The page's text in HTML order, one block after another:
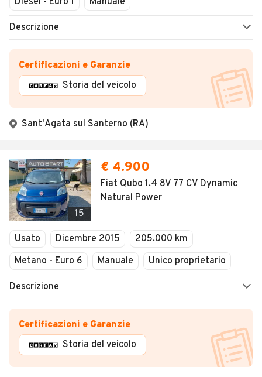
Descrizione
Certificazioni e Garanzie
Storia del veicolo
Sant'Agata sul Santerno (RA)
15
€ 4.900
Fiat Qubo 1.4 8V 77 CV Dynamic
Natural Power
Usato Dicembre 2015
205.000 km
Metano - Euro 6
Manuale Unico proprietario
Descrizione
Certificazioni e Garanzie
Storia del veicolo